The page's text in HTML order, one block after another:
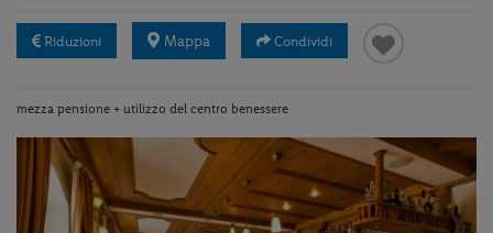
Riduzioni Mappa Condividi
mezza pensione + utilizzo del centro benessere